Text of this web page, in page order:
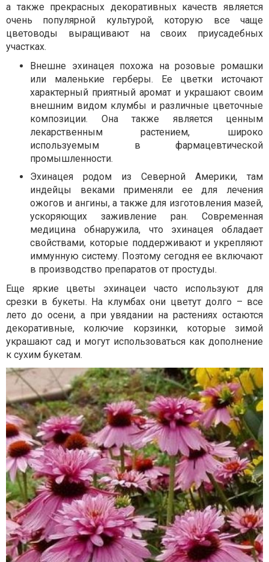
а также прекрасных декоративных качеств является
очень популярной культурой, которую все чаще
цветоводы выращивают на своих приусадебных
участках.
Внешне эхинацея похожа на розовые ромашки
или маленькие герберы. Ее цветки источают
характерный приятный аромат и украшают своим
внешним видом клумбы и различные цветочные
композиции. Она также является ценным
лекарственным растением, широко
используемым в фармацевтической
промышленности.
Эхинацея родом из Северной Америки, там
индейцы веками применяли ее для лечения
ожогов и ангины, а также для изготовления мазей,
ускоряющих заживление ран. Современная
медицина обнаружила, что эхинацея обладает
свойствами, которые поддерживают и укрепляют
иммунную систему. Поэтому сегодня ее включают
в производство препаратов от простуды.
Еще яркие цветы эхинацеи часто используют для
срезки в букеты. На клумбах они цветут долго – все
лето до осени, а при увядании на растениях остаются
декоративные, колючие корзинки, которые зимой
украшают сад и могут использоваться как дополнение
к сухим букетам.